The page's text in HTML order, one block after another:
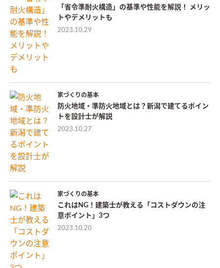
「省令準耐火構造」の基準や性能を解説！ メリッ
トやデメリットも
2023.10.29
家づくりの基本
防火地域・準防火地域とは？新潟で建てるポイン
トを設計士が解説
2023.10.27
家づくりの基本
これはNG！建築士が教える「コストダウンの注
意ポイント」3つ
2023.10.20